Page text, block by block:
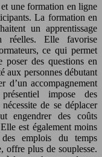
une formation en ligne
La formation en
un apprentissage
réelles. Elle favorise
ce qui permet
poser des questions en
aux personnes débutant
d’un accompagnement
impose des
de se déplacer
engendrer des coûts
est également moins
emplois du temps
offre plus de souplesse.